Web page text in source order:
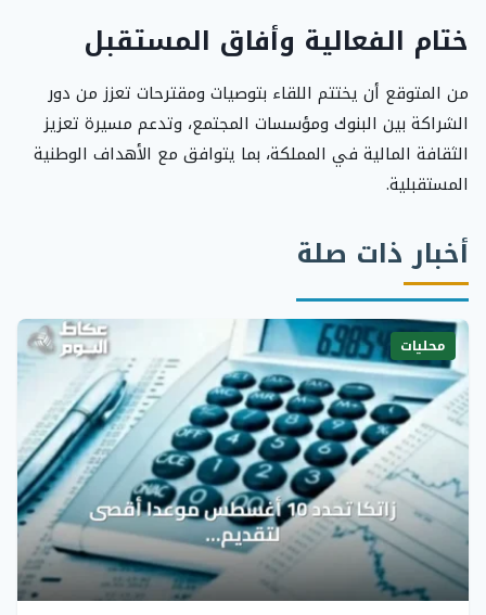
ختام الفعالية وأفاق المستقبل
من المتوقع أن يختتم اللقاء بتوصيات ومقترحات تعزز من دور
الشراكة بين البنوك ومؤسسات المجتمع، وتدعم مسيرة تعزيز
الثقافة المالية في المملكة، بما يتوافق مع الأهداف الوطنية
المستقبلية.
أخبار ذات صلة
محليات